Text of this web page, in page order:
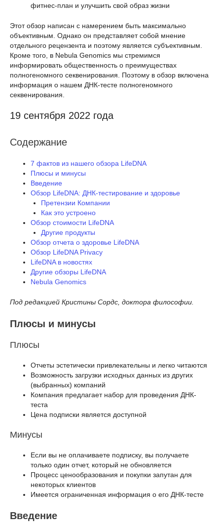
фитнес-план и улучшить свой образ жизни
Этот обзор написан с намерением быть максимально
объективным. Однако он представляет собой мнение
отдельного рецензента и поэтому является субъективным.
Кроме того, в Nebula Genomics мы стремимся
информировать общественность о преимуществах
полногеномного секвенирования. Поэтому в обзор включена
информация о нашем ДНК-тесте полногеномного
секвенирования.
19 сентября 2022 года
Содержание
7 фактов из нашего обзора LifeDNA
Плюсы и минусы
Введение
Обзор LifeDNA: ДНК-тестирование и здоровье
Претензии Компании
Как это устроено
Обзор стоимости LifeDNA
Другие продукты
Обзор отчета о здоровье LifeDNA
Обзор LifeDNA Privacy
LifeDNA в новостях
Другие обзоры LifeDNA
Nebula Genomics
Под редакцией Кристины Сордс, доктора философии.
Плюсы и минусы
Плюсы
Отчеты эстетически привлекательны и легко читаются
Возможность загрузки исходных данных из других
(выбранных) компаний
Компания предлагает набор для проведения ДНК-
теста
Цена подписки является доступной
Минусы
Если вы не оплачиваете подписку, вы получаете
только один отчет, который не обновляется
Процесс ценообразования и покупки запутан для
некоторых клиентов
Имеется ограниченная информация о его ДНК-тесте
Введение